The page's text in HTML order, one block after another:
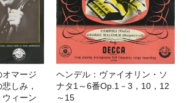
オマージ
しみ，
ウィーン
ヘンデル：ヴァイオリン・ソ
ナタ1～6番Op.1－3，10，12
～15